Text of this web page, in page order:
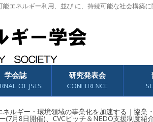
エネルギー利用、並び に、持続可能な社会構築
学会誌
OF JSES
研究発表会
CONFERENCE
ルギー・環境領域の事業化を加速する｜協業
(7月8日開催)、CVCピッチ＆NEDO支援制度紹